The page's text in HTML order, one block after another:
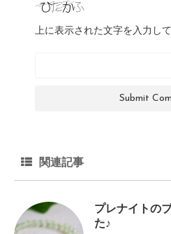
上に表示された文字を入力して
関連記事
プレナイトの
た♪